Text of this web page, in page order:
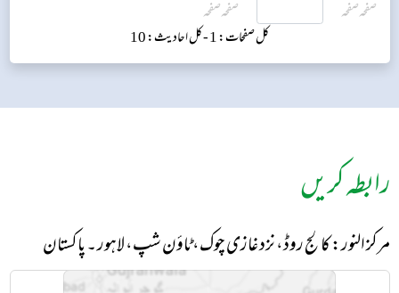
کل صفحات: 1 - کل احادیث: 10
رابطہ کریں
مرکز النور: کالج روڈ، نزد غازی چوک، ٹاؤن شپ، لاہور ۔ پاکستان